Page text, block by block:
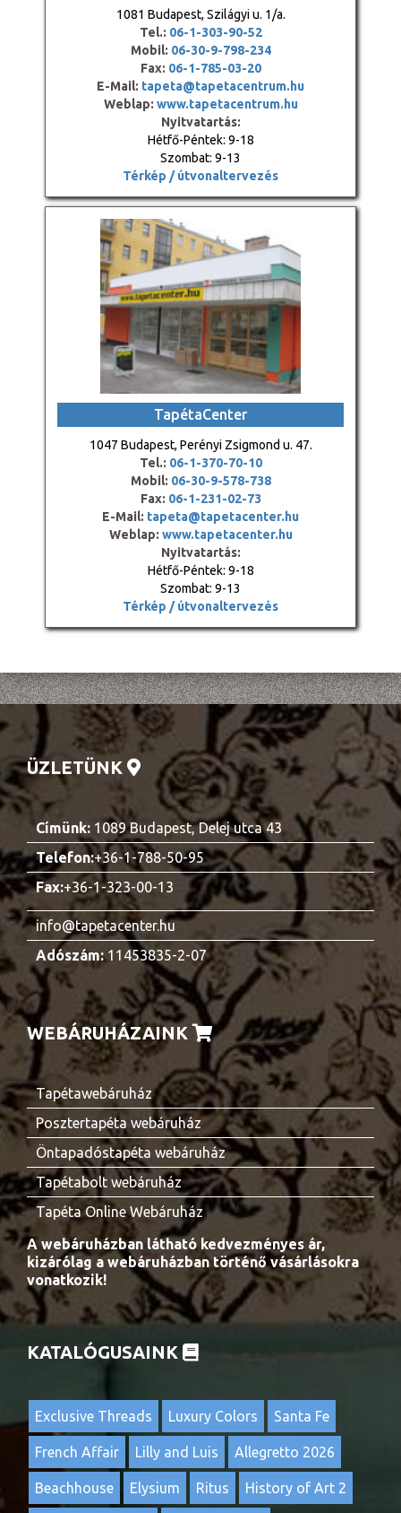
1081 Budapest, Szilágyi u. 1/a.
Tel.: 06-1-303-90-52
Mobil: 06-30-9-798-234
Fax: 06-1-785-03-20
E-Mail: tapeta@tapetacentrum.hu
Weblap: www.tapetacentrum.hu
Nyitvatartás:
Hétfő-Péntek: 9-18
Szombat: 9-13
Térkép / útvonaltervezés
TapétaCenter
1047 Budapest, Perényi Zsigmond u. 47.
Tel.: 06-1-370-70-10
Mobil: 06-30-9-578-738
Fax: 06-1-231-02-73
E-Mail: tapeta@tapetacenter.hu
Weblap: www.tapetacenter.hu
Nyitvatartás:
Hétfő-Péntek: 9-18
Szombat: 9-13
Térkép / útvonaltervezés
ÜZLETÜNK
Címünk: 1089 Budapest, Delej utca 43
Telefon:+36-1-788-50-95
Fax:+36-1-323-00-13
info@tapetacenter.hu
Adószám:11453835-2-07
WEBÁRUHÁZAINK
Tapétawebáruház
Posztertapéta webáruház
Öntapadóstapéta webáruház
Tapétabolt webáruház
Tapéta Online Webáruház
A webáruházban látható kedvezményes ár,
kizárólag a webáruházban történő vásárlásokra
vonatkozik!
KATALÓGUSAINK
Exclusive Threads Luxury Colors Santa Fe
French Affair Lilly and Luis Allegretto 2026
Beachhouse Elysium Ritus History of Art 2